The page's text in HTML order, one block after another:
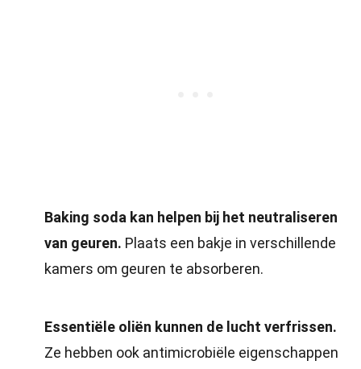
Baking soda kan helpen bij het neutraliseren
van geuren. Plaats een bakje in verschillende
kamers om geuren te absorberen.
Essentiële oliën kunnen de lucht verfrissen.
Ze hebben ook antimicrobiële eigenschappen